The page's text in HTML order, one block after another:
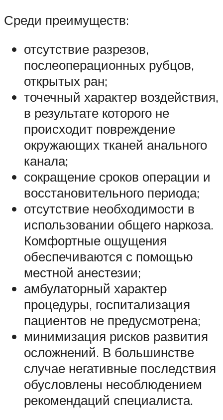
Среди преимуществ:
отсутствие разрезов,
послеоперационных рубцов,
открытых ран;
точечный характер воздействия,
в результате которого не
происходит повреждение
окружающих тканей анального
канала;
сокращение сроков операции и
восстановительного периода;
отсутствие необходимости в
использовании общего наркоза.
Комфортные ощущения
обеспечиваются с помощью
местной анестезии;
амбулаторный характер
процедуры, госпитализация
пациентов не предусмотрена;
минимизация рисков развития
осложнений. В большинстве
случае негативные последствия
обусловлены несоблюдением
рекомендаций специалиста.